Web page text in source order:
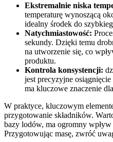
Ekstremalnie niska
temperaturę wynoszącą
idealny ‍środek do
Natychmiastowość:
sekundy. Dzięki temu
na utworzenie się, co
produktu.
Kontrola​ konsystencji:
⁤jest precyzyjne
ma kluczowe ⁣znaczenie
W praktyce, kluczowym
przygotowanie składników.
bazy lodów, ma ogromny
Przygotowując masę,⁤ zwróć